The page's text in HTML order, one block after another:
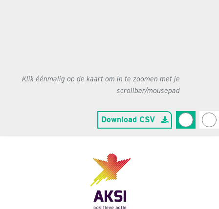
Klik éénmalig op de kaart om in te zoomen met je
scrollbar/mousepad
Download CSV